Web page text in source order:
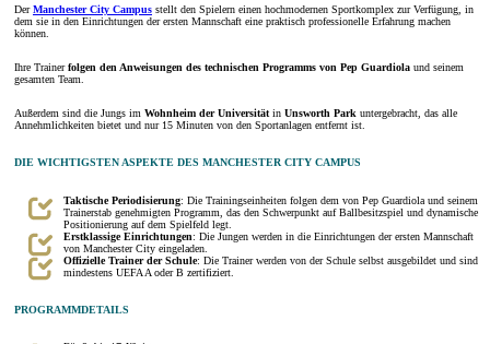
DerManchester City Campus stellt den Spielern einen hochmodernen Sportkomplex zur Verfügung, in
dem sie in den Einrichtungen der ersten Mannschaft eine praktisch professionelle Erfahrung machen
können.
Ihre Trainerfolgen den Anweisungen des technischen Programms von Pep Guardiola und seinem
gesamten Team.
Außerdem sind die Jungs im Wohnheim der Universität in Unsworth Park untergebracht, das alle
Annehmlichkeiten bietet und nur 15 Minuten von den Sportanlagen entfernt ist.
DIE WICHTIGSTEN ASPEKTE DES MANCHESTER CITY CAMPUS
Taktische Periodisierung: Die Trainingseinheiten folgen dem von Pep Guardiola und seinem
Trainerstab genehmigten Programm, das den Schwerpunkt auf Ballbesitzspiel und dynamische
Positionierung auf dem Spielfeld legt.
Erstklassige Einrichtungen: Die Jungen werden in die Einrichtungen der ersten Mannschaft
von Manchester City eingeladen.
Offizielle Trainer der Schule: Die Trainer werden von der Schule selbst ausgebildet und sind
mindestens UEFA A oder B zertifiziert.
PROGRAMMDETAILS